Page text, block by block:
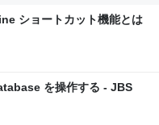
ショートカット機能とは
を操作する - JBS